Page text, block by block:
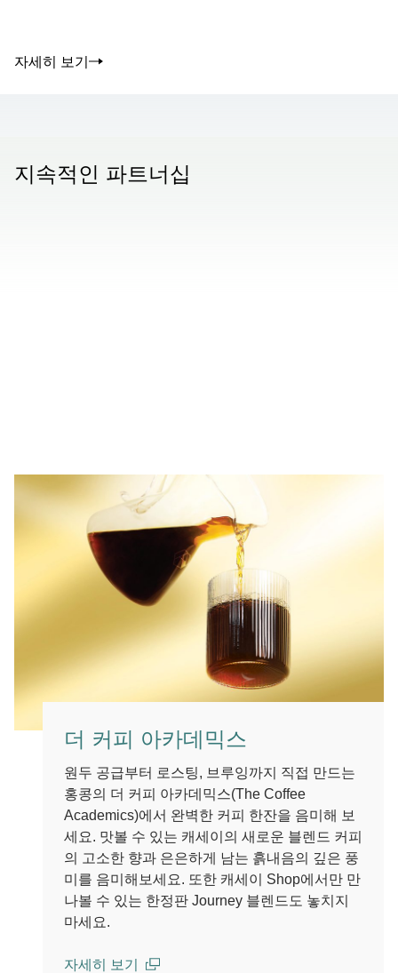
자세히 보기
지속적인 파트너십
더 커피 아카데믹스
원두 공급부터 로스팅, 브루잉까지 직접 만드는
홍콩의 더 커피 아카데믹스(The Coffee
Academics)에서 완벽한 커피 한잔을 음미해 보
세요. 맛볼 수 있는 캐세이의 새로운 블렌드 커피
의 고소한 향과 은은하게 남는 흙내음의 깊은 풍
미를 음미해보세요. 또한 캐세이 Shop에서만 만
나볼 수 있는 한정판 Journey 블렌드도 놓치지
마세요.
자세히 보기